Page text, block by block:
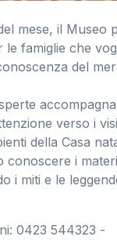
mese, il Museo
le famiglie che
del
verso i
della Casa
conoscere i
i miti e le
0423 544323 -